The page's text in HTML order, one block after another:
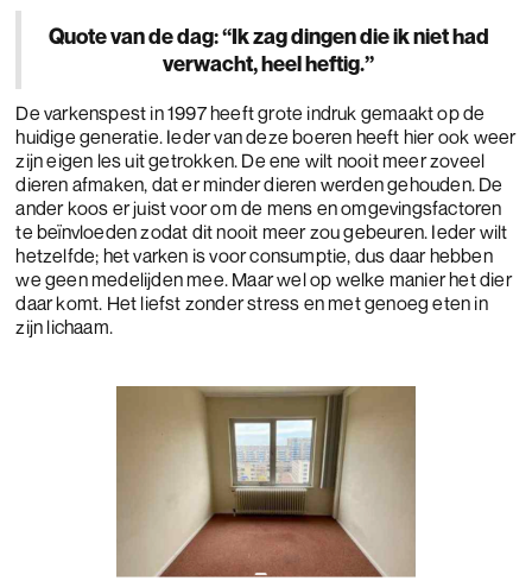
Quote van de dag: “Ik zag dingen die ik niet had
verwacht, heel heftig.”
De varkenspest in 1997 heeft grote indruk gemaakt op de
huidige generatie. Ieder van deze boeren heeft hier ook weer
zijn eigen les uit getrokken. De ene wilt nooit meer zoveel
dieren afmaken, dat er minder dieren werden gehouden. De
ander koos er juist voor om de mens en omgevingsfactoren
te beïnvloeden zodat dit nooit meer zou gebeuren. Ieder wilt
hetzelfde; het varken is voor consumptie, dus daar hebben
we geen medelijden mee. Maar wel op welke manier het dier
daar komt. Het liefst zonder stress en met genoeg eten in
zijn lichaam.